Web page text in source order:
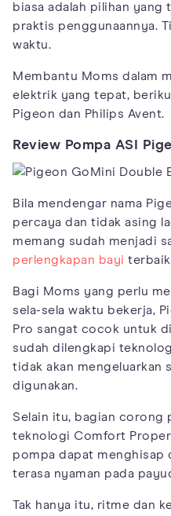
biasa adalah pilihan yang
praktis penggunaannya.
waktu.
Membantu Moms dalam
elektrik yang tepat,
Pigeon dan Philips Avent.
Review Pompa ASI
Bila mendengar nama
percaya dan tidak asing
memang sudah menjadi
perlengkapan bayi
Bagi Moms yang perlu
sela-sela waktu bekerja,
Pro sangat cocok untuk
sudah dilengkapi
tidak akan mengeluarkan
digunakan.
Selain itu, bagian corong
teknologi Comfort
pompa dapat
terasa nyaman pada
Tak hanya itu, ritme dan